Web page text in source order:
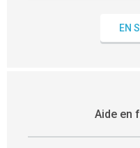
EN
Aide en